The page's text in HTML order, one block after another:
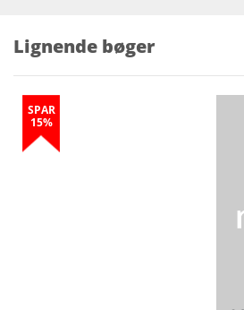
Lignende bøger
SPAR
15%